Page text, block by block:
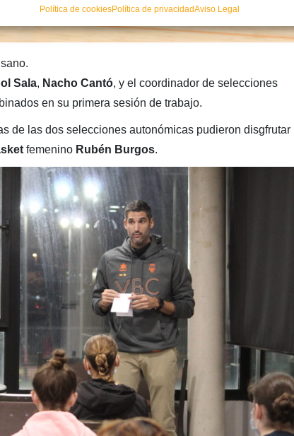
Política de cookiesPolítica de privacidadAviso Legal
Sala, Nacho Cantó, y el coordinador de selecciones
en su primera sesión de trabajo.
de las dos selecciones autonómicas pudieron disgfrutar
femenino Rubén Burgos.